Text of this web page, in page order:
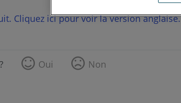
Cliquez ici pour voir la version anglaise.
Oui Non